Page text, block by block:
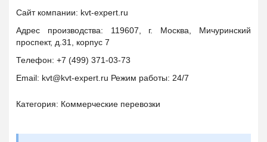
Сайт компании: kvt-expert.ru
Адрес производства: 119607, г. Москва, Мичуринский
проспект, д.31, корпус 7
Телефон: +7 (499) 371-03-73
Email: kvt@kvt-expert.ru Режим работы: 24/7
Категория: Коммерческие перевозки